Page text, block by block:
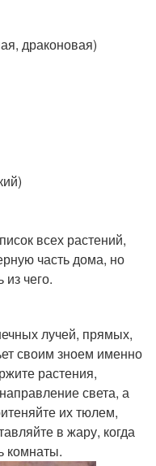
драконовая)
всех растений,
часть дома, но
чего.
лучей, прямых,
своим зноем именно
растения,
света, а
их тюлем,
в жару, когда
комнаты.